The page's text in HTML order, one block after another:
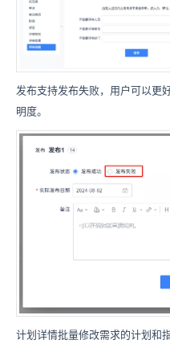
发布支持发布失败，用户可以更
明度。
计划详情批量修改需求的计划和